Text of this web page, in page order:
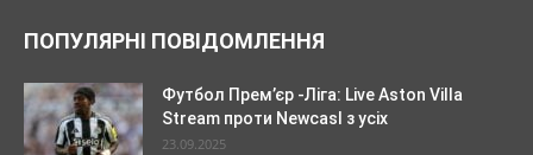
ПОПУЛЯРНІ ПОВІДОМЛЕННЯ
Футбол Прем’єр -Ліга: Live Aston Villa
Stream проти Newcasl з усіх
23.09.2025